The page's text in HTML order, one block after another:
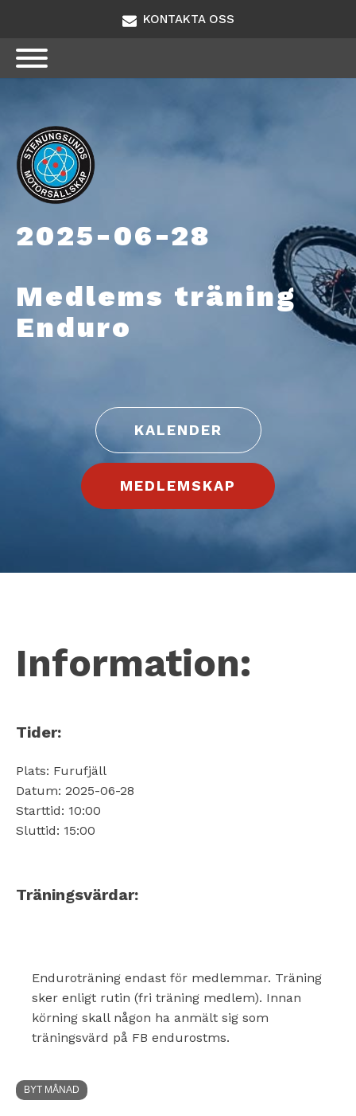
KONTAKTA OSS
2025-06-28
Medlems träning
Enduro
KALENDER
MEDLEMSKAP
Information:
Tider:
Plats: Furufjäll
Datum: 2025-06-28
Starttid: 10:00
Sluttid: 15:00
Träningsvärdar:
Enduroträning endast för medlemmar. Träning
sker enligt rutin (fri träning medlem). Innan
körning skall någon ha anmält sig som
träningsvärd på FB endurostms.
BYT MÅNAD